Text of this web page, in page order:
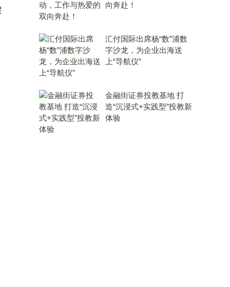
向奔赴！
汇付国际出席杨“数”浦数
字沙龙，为企业出海送
上“导航仪”
金融街证券投教基地 打
造“沉浸式+实践型”投教新
体验